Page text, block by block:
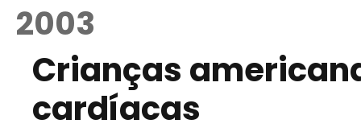
2003
Crianças
cardíacas